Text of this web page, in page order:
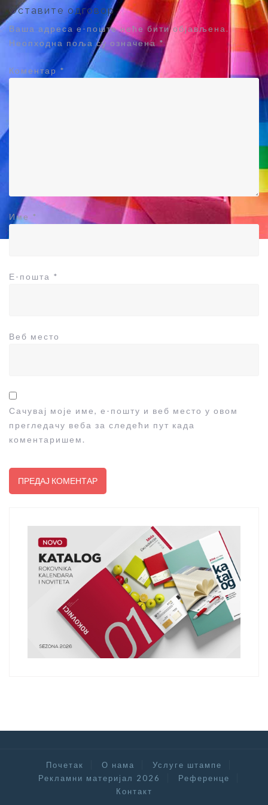
Оставите одговор
Ваша адреса е-поште неће бити објављена.
Неопходна поља су означена*
Коментар *
Име *
Е-пошта *
Веб место
Сачувај моје име, е-пошту и веб место у овом
прегледачу веба за следећи пут када
коментаришем.
Почетак О нама
Услуге штампе
Рекламни материјал 2026
Референце
Контакт